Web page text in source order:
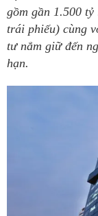
gồm gần 1.500
trái phiếu) cùng
tư nắm giữ đến
hạn.